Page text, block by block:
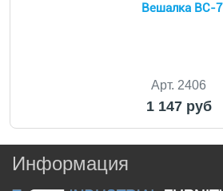
Вешалка ВС-7
Арт. 2406
1 147 руб
Информация